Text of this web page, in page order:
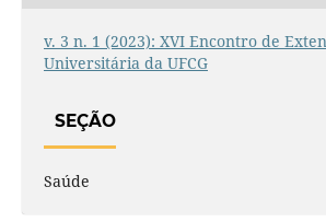
v. 3 n. 1 (2023): XVI Encontro de
Universitária da UFCG
SEÇÃO
Saúde